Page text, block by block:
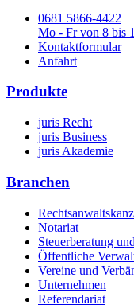
0681 5866-4422
Mo - Fr von 8 bis
Kontaktformular
Anfahrt
Produkte
juris Recht
juris Business
juris Akademie
Branchen
Notariat
Steuerberatung
Öffentliche
Vereine und
Unternehmen
Referendariat